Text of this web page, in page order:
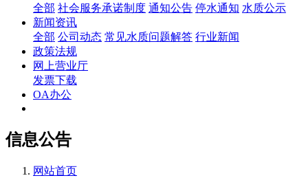
全部 社会服务承诺制度 通知公告 停水通知 水质公示
新闻资讯
全部 公司动态 常见水质问题解答 行业新闻
政策法规
网上营业厅
发票下载
OA办公
信息公告
网站首页